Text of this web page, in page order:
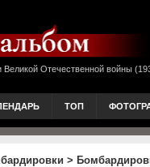
Отечественной войны
ТОП
>